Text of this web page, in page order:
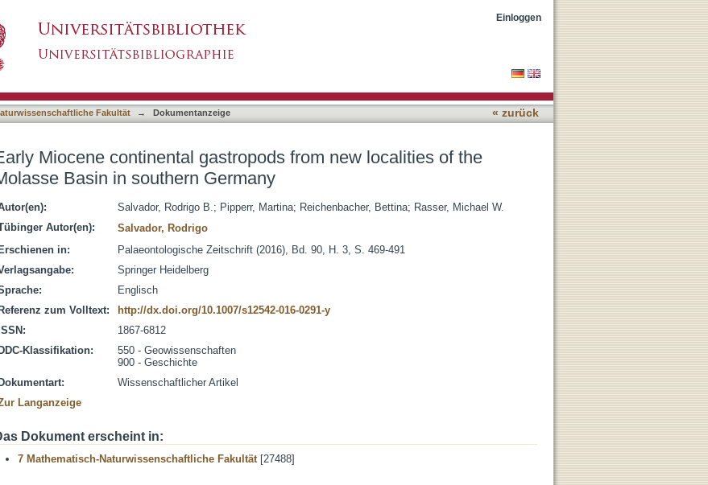
Einloggen
Fakultät → Dokumentanzeige « zurück
Miocene continental gastropods from new localities of the
Basin in southern Germany
Salvador, Rodrigo B.; Pipperr, Martina; Reichenbacher, Bettina; Rasser, Michael W.
Autor(en):
Salvador, Rodrigo
Erschienen in:
Palaeontologische Zeitschrift (2016), Bd. 90, H. 3, S. 469-491
Springer Heidelberg
Englisch
Referenz zum Volltext:
http://dx.doi.org/10.1007/s12542-016-0291-y
ISSN:
1867-6812
DDC-Klassifikation:
550 - Geowissenschaften
900 - Geschichte
Dokumentart:
Wissenschaftlicher Artikel
Langanzeige
Dokument erscheint in:
7 Mathematisch-Naturwissenschaftliche Fakultät[27488]